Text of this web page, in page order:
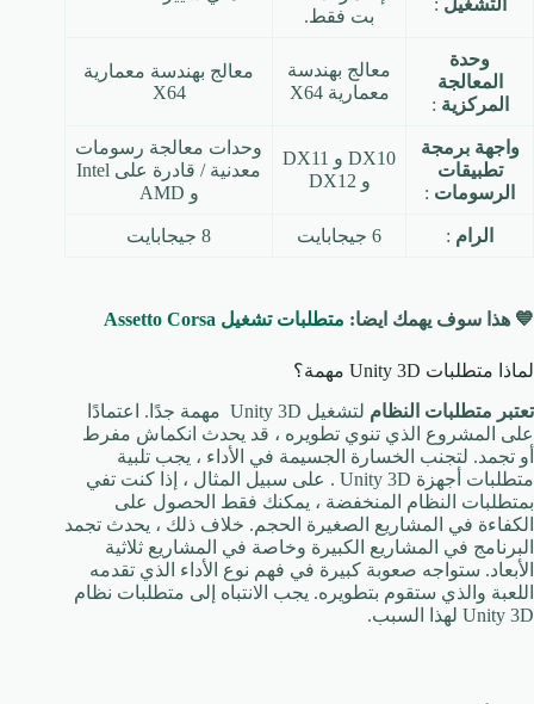
بت فقط.
وحدة
المعالجة
المركزية :
معالج بهندسة
معمارية X64
معالج بهندسة معمارية
X64
واجهة برمجة
تطبيقات
الرسومات :
DX10 و DX11
و DX12
وحدات معالجة رسومات
معدنية / قادرة على Intel
و AMD
الرام : 6 جيجابايت 8 جيجابايت
💙 هذا سوف يهمك ايضا: متطلبات تشغيل Assetto Corsa
لماذا متطلبات Unity 3D مهمة؟
تعتبر متطلبات النظام
لتشغيل Unity 3D مهمة جدًا. اعتمادًا
على المشروع الذي تنوي تطويره ، قد يحدث انكماش مفرط
أو تجمد. لتجنب الخسارة الجسيمة في الأداء ، يجب تلبية
متطلبات أجهزة Unity 3D . على سبيل المثال ، إذا كنت تفي
بمتطلبات النظام المنخفضة ، يمكنك فقط الحصول على
الكفاءة في المشاريع الصغيرة الحجم. خلاف ذلك ، يحدث تجمد
البرنامج في المشاريع الكبيرة وخاصة في المشاريع ثلاثية
الأبعاد. ستواجه صعوبة كبيرة في فهم نوع الأداء الذي تقدمه
اللعبة والذي ستقوم بتطويره. يجب الانتباه إلى متطلبات نظام
Unity 3D لهذا السبب.